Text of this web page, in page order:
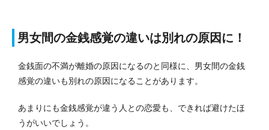
男女間の金銭感覚の違いは別れの原因に！
金銭面の不満が離婚の原因になるのと同様に、男女間の金銭
感覚の違いも別れの原因になることがあります。
あまりにも金銭感覚が違う人との恋愛も、できれば避けたほ
うがいいでしょう。